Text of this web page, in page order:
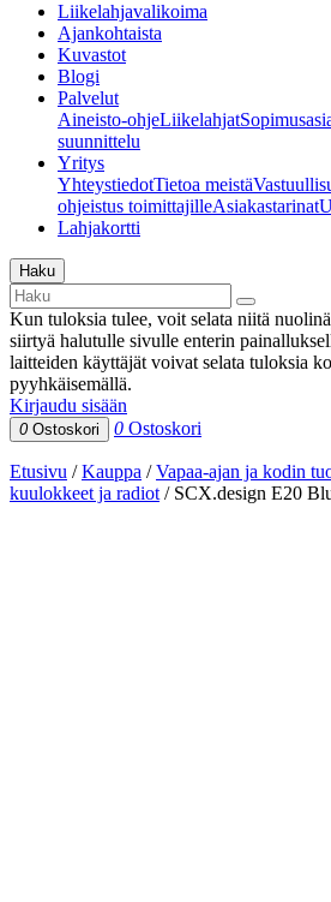
Liikelahjavalikoima
Ajankohtaista
Kuvastot
Blogi
Palvelut
Aineisto-ohjeLiikelahjat
suunnittelu
Yritys
YhteystiedotTietoa meistä
ohjeistus toimittajilleAsiakastarinat
Lahjakortti
Haku
Kun tuloksia tulee, voit selata niitä
siirtyä halutulle sivulle enterin
laitteiden käyttäjät voivat selata tuloksia
pyyhkäisemällä.
Kirjaudu sisään
0 Ostoskori 0 Ostoskori
Etusivu /Kauppa /Vapaa-ajan ja kodin
kuulokkeet ja radiot / SCX.design E20